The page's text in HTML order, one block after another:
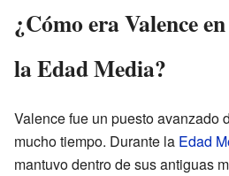
¿Cómo era Valence
la Edad Media?
Valence fue un puesto avanzado
mucho tiempo. Durante la Edad
mantuvo dentro de sus antiguas